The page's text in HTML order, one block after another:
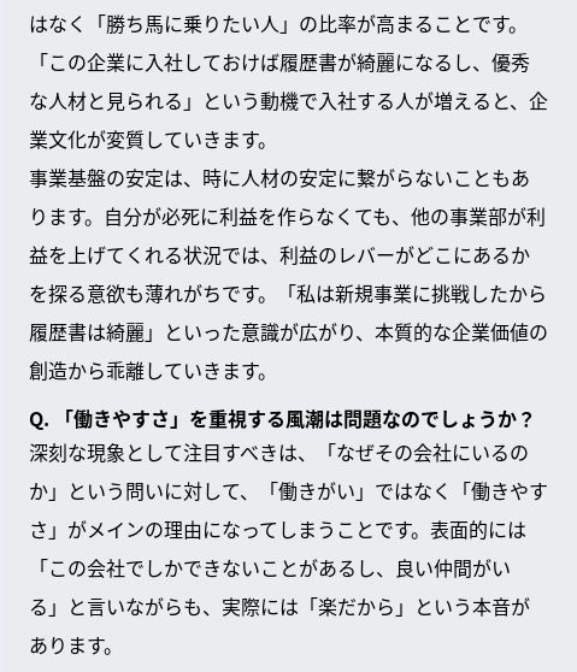
はなく「勝ち馬に乗りたい人」の比率が高まることです。
「この企業に入社しておけば履歴書が綺麗になるし、優秀
な人材と見られる」という動機で入社する人が増えると、企
業文化が変質していきます。
事業基盤の安定は、時に人材の安定に繋がらないこともあ
ります。自分が必死に利益を作らなくても、他の事業部が利
益を上げてくれる状況では、利益のレバーがどこにあるか
を探る意欲も薄れがちです。「私は新規事業に挑戦したから
履歴書は綺麗」といった意識が広がり、本質的な企業価値の
創造から乖離していきます。
Q. 「働きやすさ」を重視する風潮は問題なのでしょうか？
深刻な現象として注目すべきは、「なぜその会社にいるの
か」という問いに対して、「働きがい」ではなく「働きやす
さ」がメインの理由になってしまうことです。表面的には
「この会社でしかできないことがあるし、良い仲間がい
る」と言いながらも、実際には「楽だから」という本音が
あります。